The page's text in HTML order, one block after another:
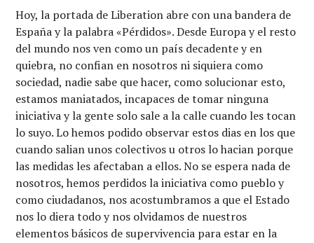
Hoy, la portada de Liberation abre con una bandera de
España y la palabra «Pérdidos». Desde Europa y el resto
del mundo nos ven como un país decadente y en
quiebra, no confian en nosotros ni siquiera como
sociedad, nadie sabe que hacer, como solucionar esto,
estamos maniatados, incapaces de tomar ninguna
iniciativa y la gente solo sale a la calle cuando les tocan
lo suyo. Lo hemos podido observar estos dias en los que
cuando salian unos colectivos u otros lo hacian porque
las medidas les afectaban a ellos. No se espera nada de
nosotros, hemos perdidos la iniciativa como pueblo y
como ciudadanos, nos acostumbramos a que el Estado
nos lo diera todo y nos olvidamos de nuestros
elementos básicos de supervivencia para estar en la